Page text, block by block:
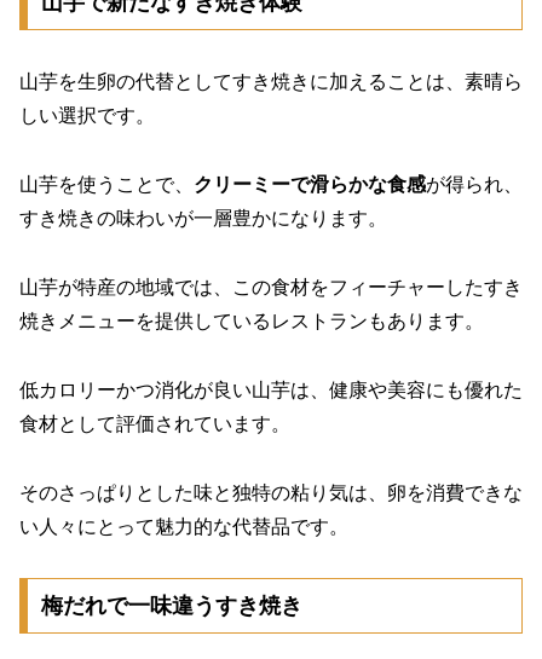
山芋を生卵の代替としてすき焼きに加えることは、素晴ら
しい選択です。
山芋を使うことで、 クリーミーで滑らかな食感が得られ、
すき焼きの味わいが一層豊かになります。
山芋が特産の地域では、この食材をフィーチャーしたすき
焼きメニューを提供しているレストランもあります。
低カロリーかつ消化が良い山芋は、健康や美容にも優れた
食材として評価されています。
そのさっぱりとした味と独特の粘り気は、卵を消費できな
い人々にとって魅力的な代替品です。
梅だれで一味違うすき焼き